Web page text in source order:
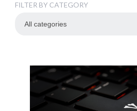
FILTER BY CATEGORY